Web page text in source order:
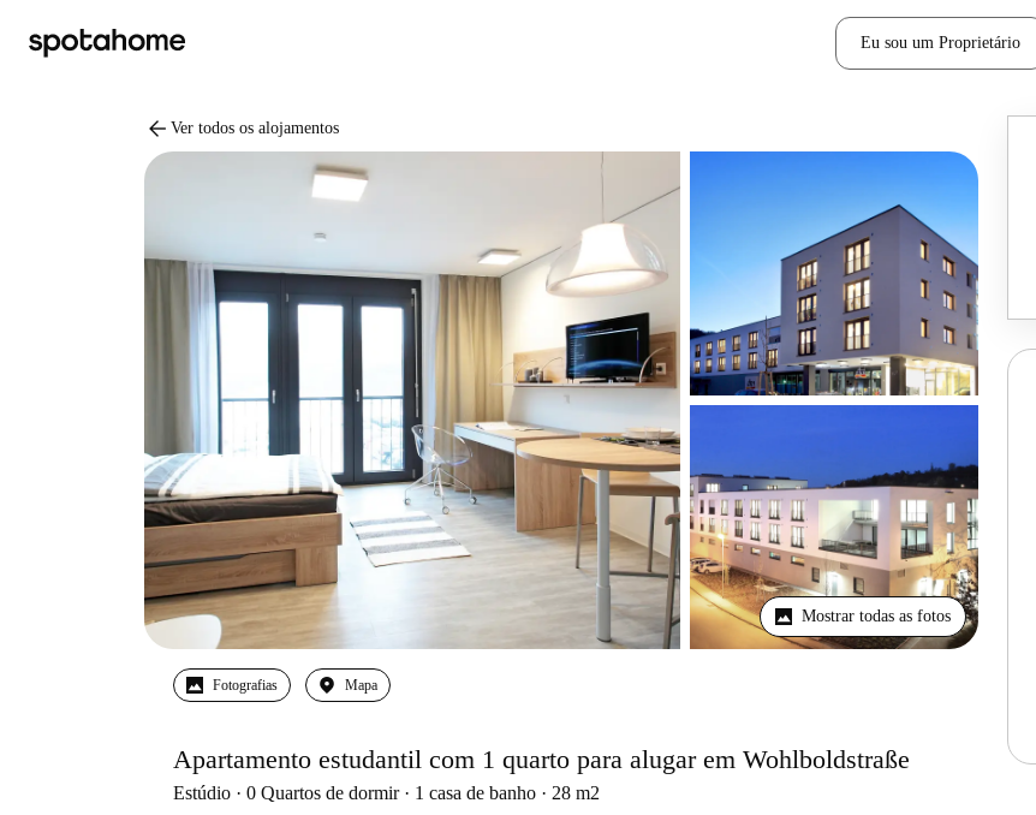
Eu sou um Proprietário
arrow_back Ver todos os alojamentos
Mostrar todas as fotos
Fotografias Mapa
Apartamento estudantil com 1 quarto para alugar em Wohlboldstraße
Estúdio 0 Quartos de dormir 1 casa de banho 28 m2